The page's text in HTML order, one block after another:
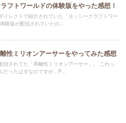
フトワールドの体験版をやった感想！
イレクトで紹介されていた「ヨッシークラフトワー
験版が配信されていたの...
性ミリオンアーサーをやってみた感想
信されてた「乖離性ミリオンアーサー」。 これっ
だったはずなのですが、P...